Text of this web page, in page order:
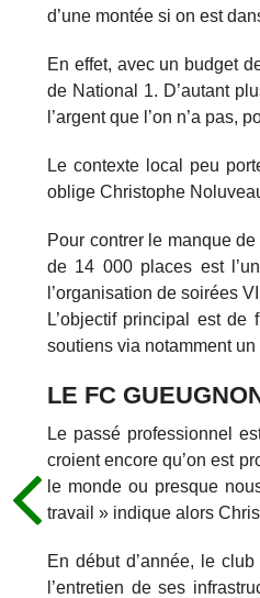
d’une montée si on est
En effet, avec un budget
de National 1. D’autant
l’argent que l’on n’a
Le contexte local peu
oblige Christophe
Pour contrer le manque
de 14 000 places est
l’organisation de soirées
L’objectif principal est
soutiens via notamment
LE FC
Le passé professionnel
croient encore qu’on est
le monde ou presque
travail » indique alors
En début d’année, le
l’entretien de ses